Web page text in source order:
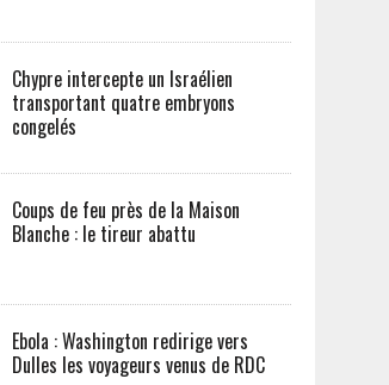
Chypre intercepte un Israélien
transportant quatre embryons
congelés
Coups de feu près de la Maison
Blanche : le tireur abattu
Ebola : Washington redirige vers
Dulles les voyageurs venus de RDC